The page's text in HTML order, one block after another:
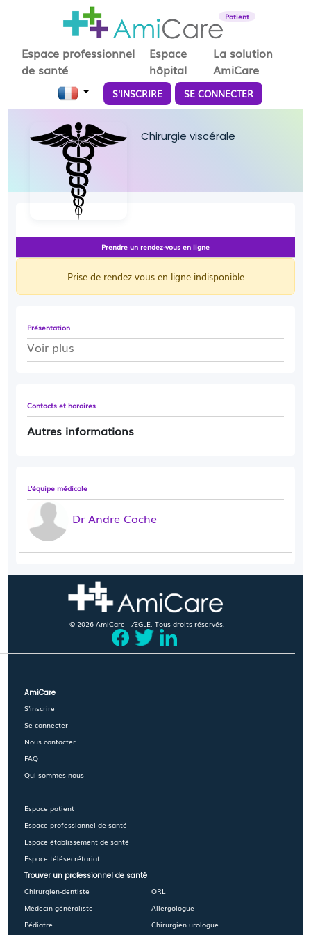
Patient
Espace professionnel
de santé
Espace
hôpital
La solution
AmiCare
S'INSCRIRE SE CONNECTER
Chirurgie viscérale
Présentation
Voir plus
Contacts et horaires
Autres informations
L'équipe médicale
Dr Andre Coche
Prendre un rendez-vous en ligne
Prise de rendez-vous en ligne indisponible
© 2026 AmiCare - ÆGLÉ. Tous droits réservés.
AmiCare
S'inscrire
Se connecter
Nous contacter
FAQ
Qui sommes-nous
Espace patient
Espace professionnel de santé
Espace établissement de santé
Espace télésecrétariat
Trouver un professionnel de santé
Chirurgien-dentiste
Médecin généraliste
Pédiatre
ORL
Allergologue
Chirurgien urologue